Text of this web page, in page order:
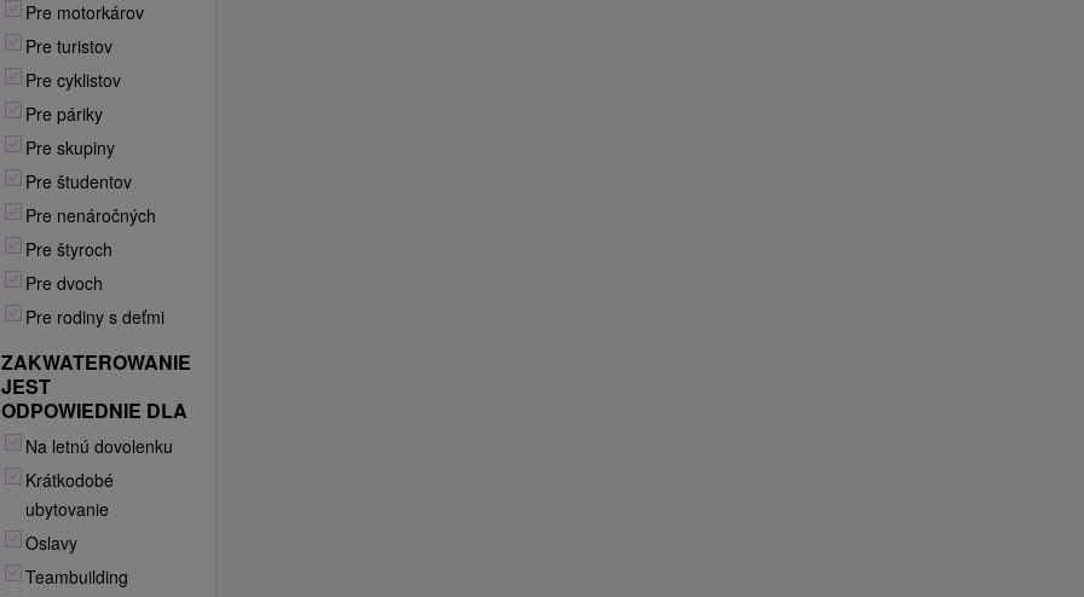
Pre motorkárov
Pre turistov
Pre cyklistov
Pre páriky
Pre skupiny
Pre študentov
Pre nenáročných
Pre štyroch
Pre dvoch
Pre rodiny s deťmi
ZAKWATEROWANIE
JEST
ODPOWIEDNIE DLA
Na letnú dovolenku
Krátkodobé
ubytovanie
Oslavy
Teambuilding